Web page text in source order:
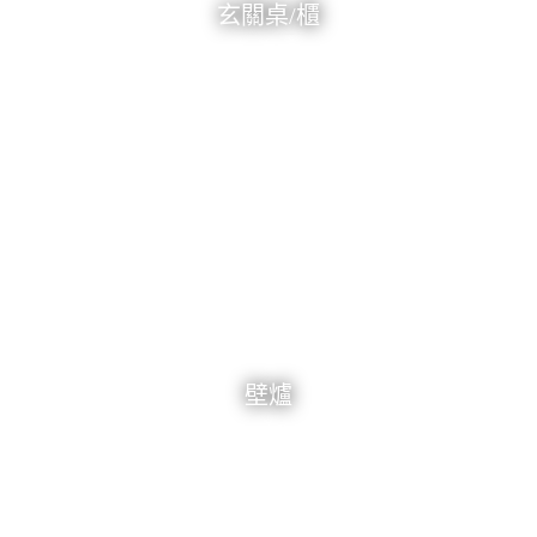
玄關桌/櫃
壁爐